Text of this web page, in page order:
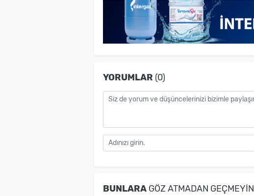
YORUMLAR (0)
BUNLARAGÖZ ATMADAN GEÇMEYIN